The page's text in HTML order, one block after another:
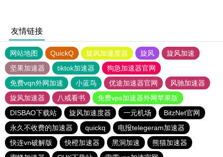
友情链接
网站地图 QuickQ 旋风加速度器 旋风
旋风加速
坚果加速器
tiktok加速器
狗急加速器官网
免费vqn外网加速
小蓝鸟 优途加速器官网
风驰加速器
旋风加速器
八戒看书
免费vps加速器外网苹果版
DISBAO下载站
旋风加速度器 一元机场
BitzNet官网
永久不收费的加速器
quickq
电报telegeram加速器
快连vn破解版
快橙加速器 黑洞加速
熊猫加速器